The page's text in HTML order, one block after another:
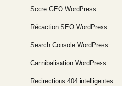
Score GEO WordPress
Rédaction SEO WordPress
Search Console WordPress
Cannibalisation WordPress
Redirections 404 intelligentes